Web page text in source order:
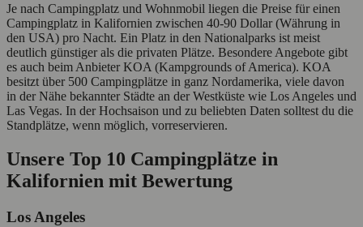
Je nach Campingplatz und Wohnmobil liegen die Preise für einen
Campingplatz in Kalifornien zwischen 40-90 Dollar (Währung in
den USA) pro Nacht. Ein Platz in den Nationalparks ist meist
deutlich günstiger als die privaten Plätze. Besondere Angebote gibt
es auch beim Anbieter KOA (Kampgrounds of America). KOA
besitzt über 500 Campingplätze in ganz Nordamerika, viele davon
in der Nähe bekannter Städte an der Westküste wie Los Angeles und
Las Vegas. In der Hochsaison und zu beliebten Daten solltest du die
Standplätze, wenn möglich, vorreservieren.
Unsere Top 10 Campingplätze in
Kalifornien mit Bewertung
Los Angeles